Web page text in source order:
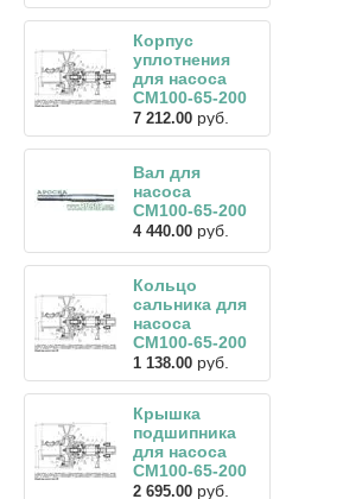
Корпус
уплотнения
для насоса
СМ100-65-200
7 212.00 руб.
Вал для
насоса
СМ100-65-200
4 440.00 руб.
Кольцо
сальника для
насоса
СМ100-65-200
1 138.00 руб.
Крышка
подшипника
для насоса
СМ100-65-200
2 695.00 руб.